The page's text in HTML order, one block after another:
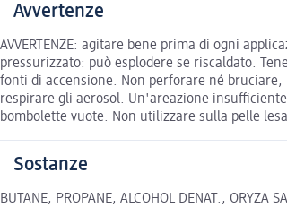
Avvertenze
AVVERTENZE: agitare bene prima di ogni
pressurizzato: può esplodere se riscaldato.
fonti di accensione. Non perforare né bruciare,
respirare gli aerosol. Un'areazione
bombolette vuote. Non utilizzare sulla pelle
Sostanze
BUTANE, PROPANE, ALCOHOL DENAT.,